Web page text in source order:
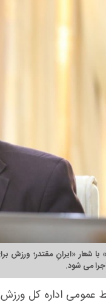
شعار «ایرانِ مقتدر؛ ورزش
می شود.
عمومی اداره کل